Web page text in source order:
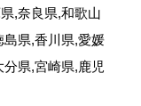
,奈良県,和歌山
島県,香川県,愛媛
県,宮崎県,鹿児